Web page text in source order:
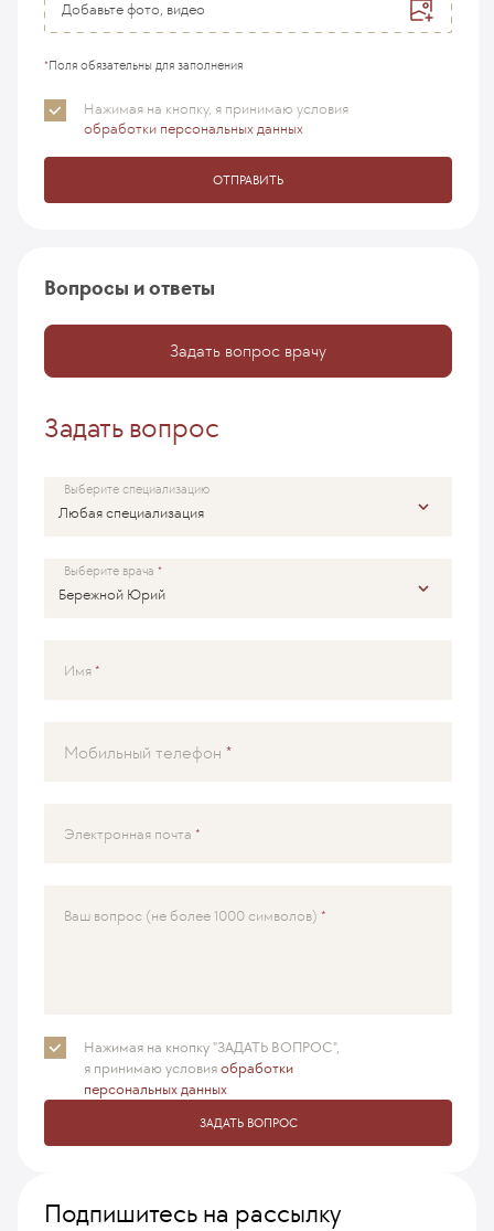
Добавьте фото, видео
*Поля обязательны для заполнения
Нажимая на кнопку, я принимаю условия
обработки персональных данных
ОТПРАВИТЬ
Вопросы и ответы
Задать вопрос врачу
Задать вопрос
Выберите специализацию
Выберите врача
Имя
Мобильный телефон
Электронная почта
Ваш вопрос (не более 1000 символов)
Нажимая на кнопку "ЗАДАТЬ ВОПРОС",
я принимаюусловияобработки
персональных данных
ЗАДАТЬ ВОПРОС
Подпишитесь на рассылку